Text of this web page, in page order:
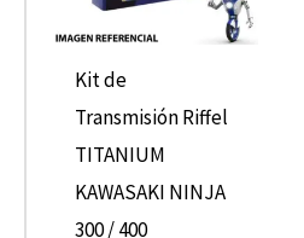
Kit de
Transmisión Riffel
TITANIUM
KAWASAKI NINJA
300 / 400